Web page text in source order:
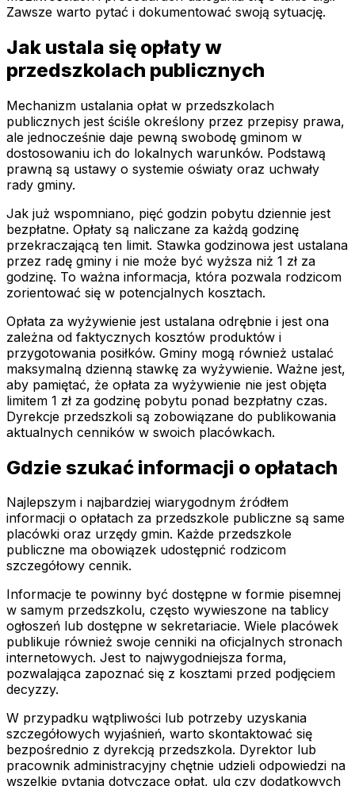
Zawsze warto pytać i dokumentować swoją sytuację.
Jak ustala się opłaty w
przedszkolach publicznych
Mechanizm ustalania opłat w przedszkolach
publicznych jest ściśle określony przez przepisy prawa,
ale jednocześnie daje pewną swobodę gminom w
dostosowaniu ich do lokalnych warunków. Podstawą
prawną są ustawy o systemie oświaty oraz uchwały
rady gminy.
Jak już wspomniano, pięć godzin pobytu dziennie jest
bezpłatne. Opłaty są naliczane za każdą godzinę
przekraczającą ten limit. Stawka godzinowa jest ustalana
przez radę gminy i nie może być wyższa niż 1 zł za
godzinę. To ważna informacja, która pozwala rodzicom
zorientować się w potencjalnych kosztach.
Opłata za wyżywienie jest ustalana odrębnie i jest ona
zależna od faktycznych kosztów produktów i
przygotowania posiłków. Gminy mogą również ustalać
maksymalną dzienną stawkę za wyżywienie. Ważne jest,
aby pamiętać, że opłata za wyżywienie nie jest objęta
limitem 1 zł za godzinę pobytu ponad bezpłatny czas.
Dyrekcje przedszkoli są zobowiązane do publikowania
aktualnych cenników w swoich placówkach.
Gdzie szukać informacji o opłatach
Najlepszym i najbardziej wiarygodnym źródłem
informacji o opłatach za przedszkole publiczne są same
placówki oraz urzędy gmin. Każde przedszkole
publiczne ma obowiązek udostępnić rodzicom
szczegółowy cennik.
Informacje te powinny być dostępne w formie pisemnej
w samym przedszkolu, często wywieszone na tablicy
ogłoszeń lub dostępne w sekretariacie. Wiele placówek
publikuje również swoje cenniki na oficjalnych stronach
internetowych. Jest to najwygodniejsza forma,
pozwalająca zapoznać się z kosztami przed podjęciem
decyzzy.
W przypadku wątpliwości lub potrzeby uzyskania
szczegółowych wyjaśnień, warto skontaktować się
bezpośrednio z dyrekcją przedszkola. Dyrektor lub
pracownik administracyjny chętnie udzieli odpowiedzi na
wszelkie pytania dotyczące opłat, ulg czy dodatkowych